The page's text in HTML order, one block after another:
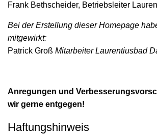
Frank Bethscheider, Betriebsleiter
Bei der Erstellung dieser Homepage
mitgewirkt:
Patrick Groß Mitarbeiter Laurentiusbad
Anregungen und
wir gerne entgegen!
Haftungshinweis